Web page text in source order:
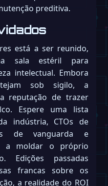
preditiva.
está a ser reunido,
sala estéril para
intelectual. Embora
sob sigilo, a
reputação de trazer
Espere uma lista
indústria, CTOs de
de vanguarda e
a moldar o próprio
Edições passadas
francas sobre os
a realidade do ROI